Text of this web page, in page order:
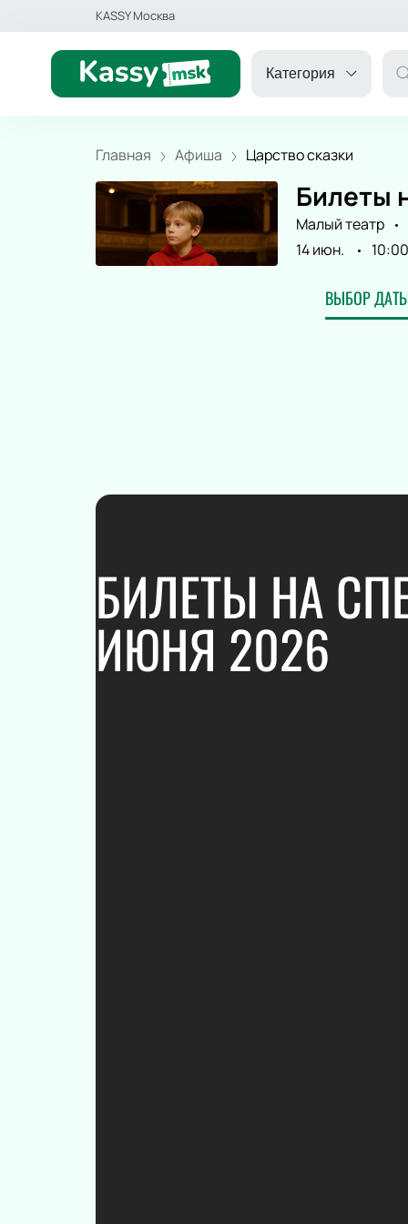
KASSY Москва
Категория
ДРУГОЕ
КОНЦЕРТ
СЕРТИФИКАТЫ
Главная Афиша Царство сказки
Билеты
Малый театр
14 июн.
10:00
ВЫБОР
БИЛЕТЫ НА
ИЮНЯ 2026